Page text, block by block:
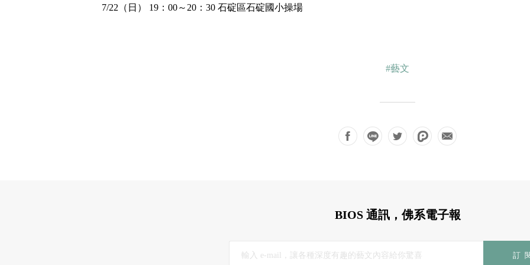
7/22（日） 19：00～20：30 石碇區石碇國小操場
#藝文
BIOS 通訊，佛系電子報
訂